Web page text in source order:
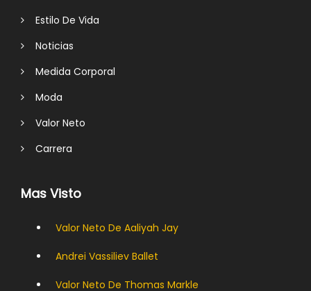
Estilo De Vida
Noticias
Medida Corporal
Moda
Valor Neto
Carrera
Mas Visto
Valor Neto De Aaliyah Jay
Andrei Vassiliev Ballet
Valor Neto De Thomas Markle